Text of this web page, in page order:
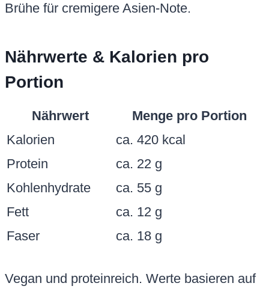
Brühe für cremigere Asien-Note.
Nährwerte & Kalorien pro
Portion
Nährwert
Menge pro Portion
Kalorien
ca. 420 kcal
Protein
ca. 22 g
Kohlenhydrate
ca. 55 g
Fett
ca. 12 g
Faser
ca. 18 g
Vegan und proteinreich. Werte basieren auf